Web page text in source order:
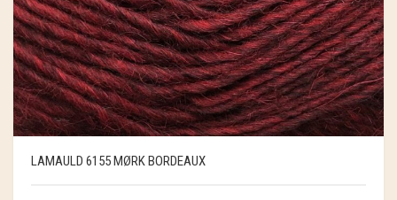
LAMAULD 6155 MØRK BORDEAUX